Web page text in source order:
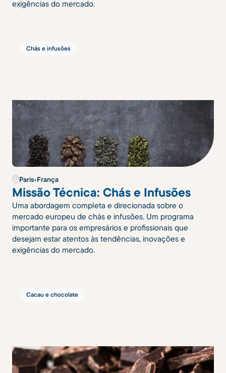
exigências do mercado.
Chás e infusões
Paris•França
Missão Técnica: Chás e Infusões
Uma abordagem completa e direcionada sobre o
mercado europeu de chás e infusões. Um programa
importante para os empresários e profissionais que
desejam estar atentos às tendências, inovações e
exigências do mercado.
Cacau e chocolate